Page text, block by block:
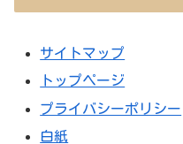
サイトマップ
トップページ
プライバシーポリシー
白紙